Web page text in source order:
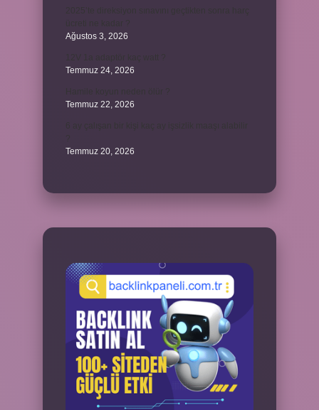
Ağustos 3, 2026
Temmuz 24, 2026
Temmuz 22, 2026
Temmuz 20, 2026